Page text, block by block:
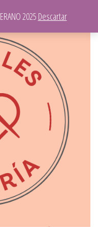
2025 Descartar